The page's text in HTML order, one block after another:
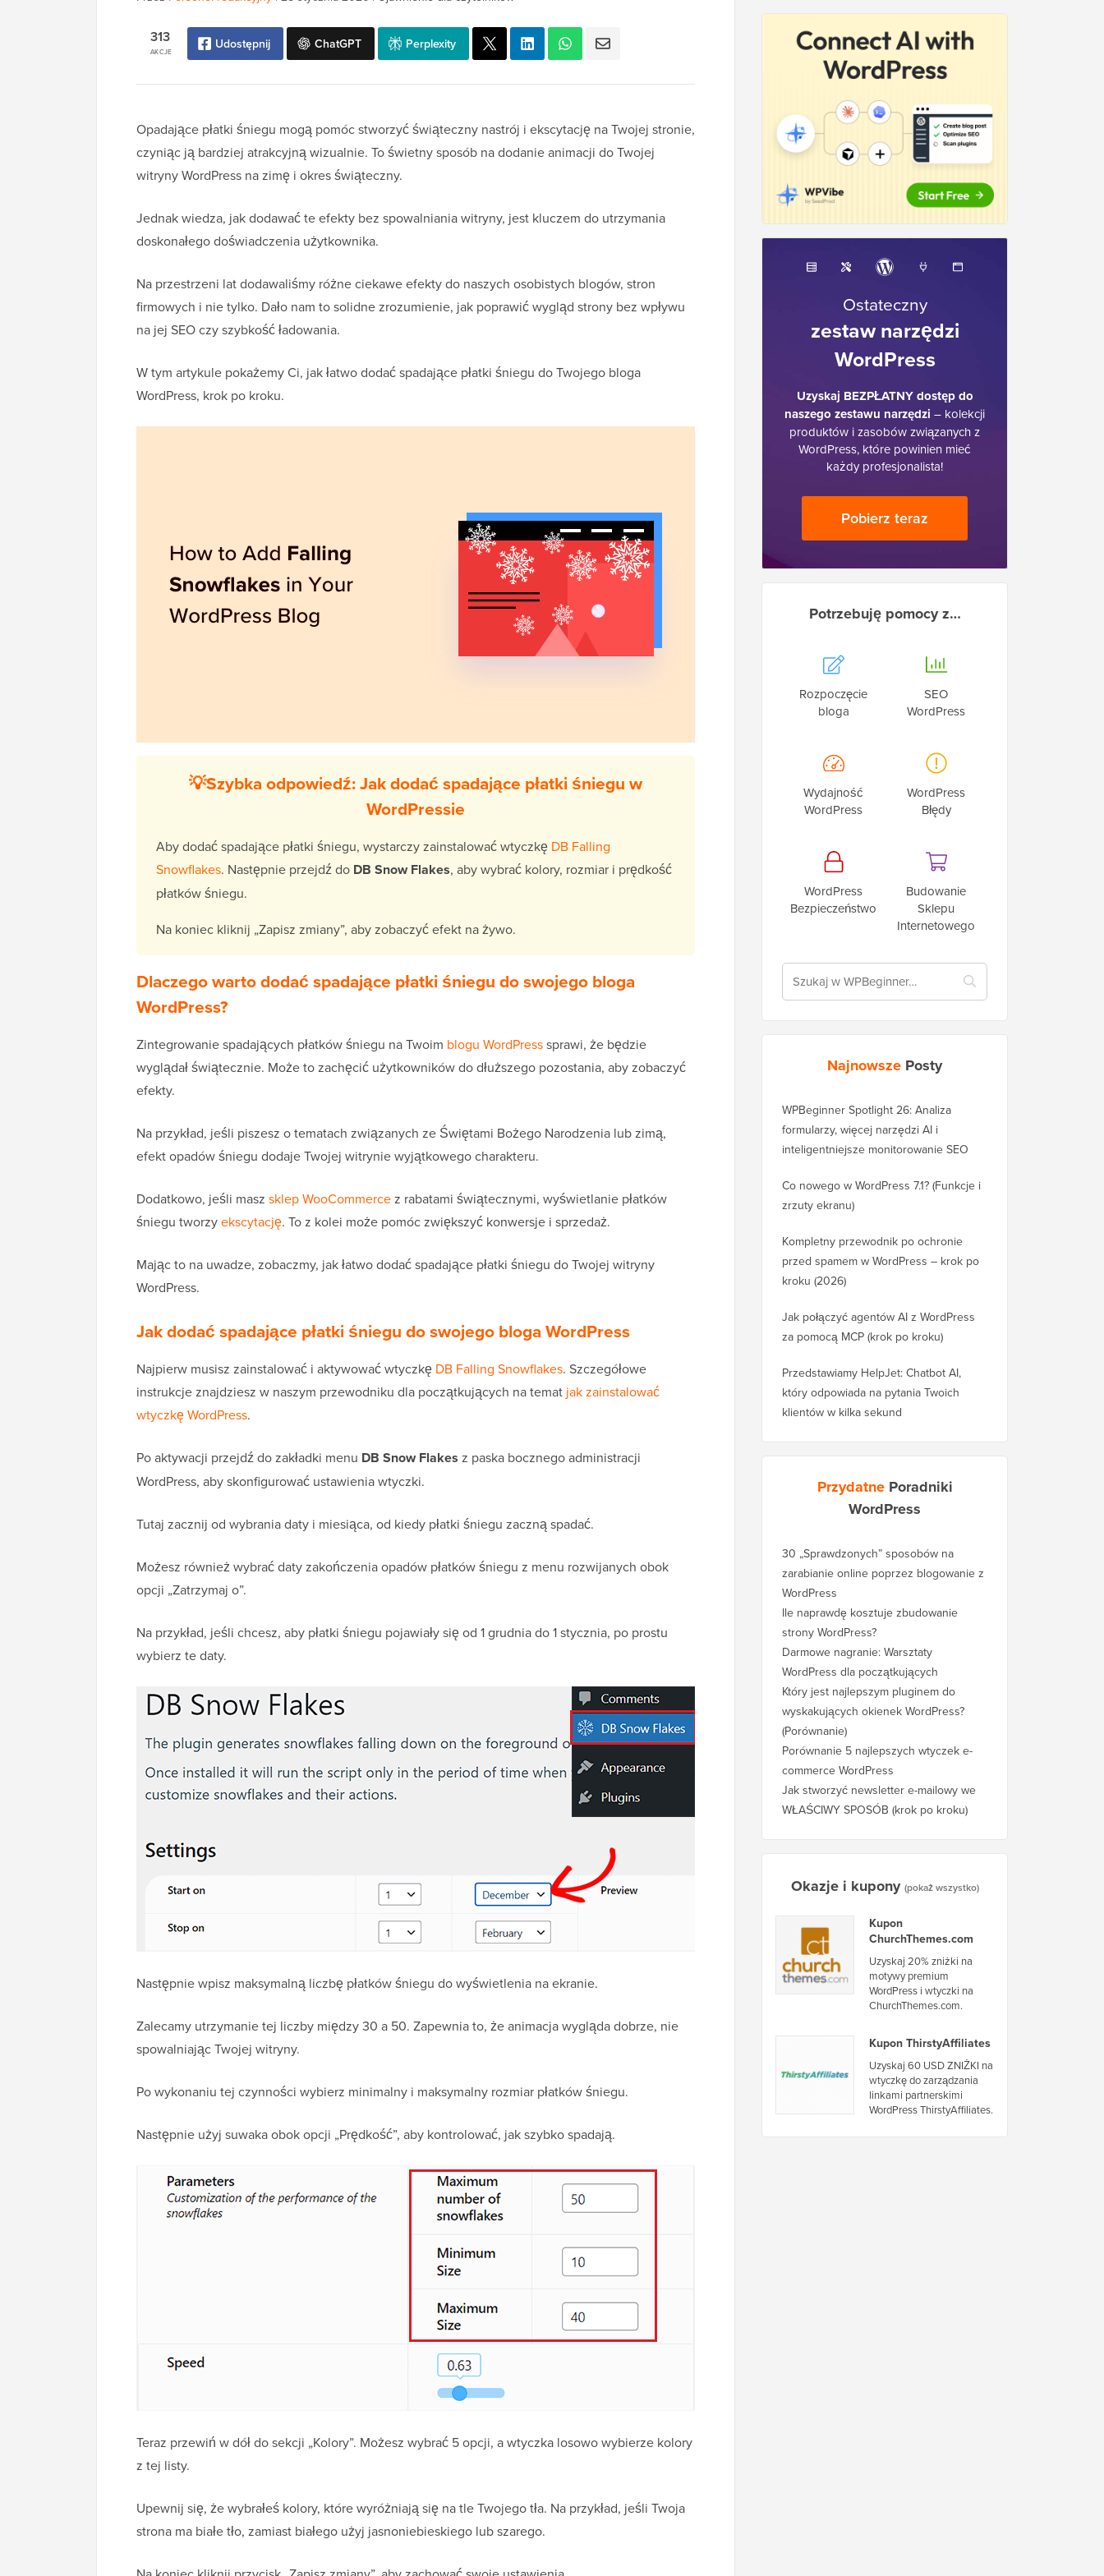
AKCJE
313 Udostępnij ChatGPT Perplexity
Opadające płatki śniegu mogą pomóc stworzyć świąteczny nastrój i ekscytację na Twojej stronie,
czyniąc ją bardziej atrakcyjną wizualnie. To świetny sposób na dodanie animacji do Twojej
witryny WordPress na zimę i okres świąteczny.
Jednak wiedza, jak dodawać te efekty bez spowalniania witryny, jest kluczem do utrzymania
doskonałego doświadczenia użytkownika.
Na przestrzeni lat dodawaliśmy różne ciekawe efekty do naszych osobistych blogów, stron
firmowych i nie tylko. Dało nam to solidne zrozumienie, jak poprawić wygląd strony bez wpływu
na jej SEO czy szybkość ładowania.
W tym artykule pokażemy Ci, jak łatwo dodać spadające płatki śniegu do Twojego bloga
WordPress, krok po kroku.
💡Szybka odpowiedź: Jak dodać spadające płatki śniegu w
WordPressie
Aby dodać spadające płatki śniegu, wystarczy zainstalować wtyczkę DB Falling
Snowflakes. Następnie przejdź do DB Snow Flakes, aby wybrać kolory, rozmiar i prędkość
płatków śniegu.
Na koniec kliknij „Zapisz zmiany”, aby zobaczyć efekt na żywo.
Dlaczego warto dodać spadające płatki śniegu do swojego bloga
WordPress?
Zintegrowanie spadających płatków śniegu na Twoim blogu WordPresssprawi, że będzie
wyglądał świątecznie. Może to zachęcić użytkowników do dłuższego pozostania, aby zobaczyć
efekty.
Na przykład, jeśli piszesz o tematach związanych ze Świętami Bożego Narodzenia lub zimą,
efekt opadów śniegu dodaje Twojej witrynie wyjątkowego charakteru.
Dodatkowo, jeśli masz sklep WooCommercez rabatami świątecznymi, wyświetlanie płatków
śniegu tworzyekscytację. To z kolei może pomóc zwiększyć konwersje i sprzedaż.
Mając to na uwadze, zobaczmy, jak łatwo dodać spadające płatki śniegu do Twojej witryny
WordPress.
Jak dodać spadające płatki śniegu do swojego bloga WordPress
Najpierw musisz zainstalować i aktywować wtyczkę DB Falling Snowflakes. Szczegółowe
instrukcje znajdziesz w naszym przewodniku dla początkujących na temat jak zainstalować
wtyczkę WordPress.
Po aktywacji przejdź do zakładki menu DB Snow Flakes z paska bocznego administracji
WordPress, aby skonfigurować ustawienia wtyczki.
Tutaj zacznij od wybrania daty i miesiąca, od kiedy płatki śniegu zaczną spadać.
Możesz również wybrać daty zakończenia opadów płatków śniegu z menu rozwijanych obok
opcji „Zatrzymaj o”.
Na przykład, jeśli chcesz, aby płatki śniegu pojawiały się od 1 grudnia do 1 stycznia, po prostu
wybierz te daty.
Następnie wpisz maksymalną liczbę płatków śniegu do wyświetlenia na ekranie.
Zalecamy utrzymanie tej liczby między 30 a 50. Zapewnia to, że animacja wygląda dobrze, nie
spowalniając Twojej witryny.
Po wykonaniu tej czynności wybierz minimalny i maksymalny rozmiar płatków śniegu.
Następnie użyj suwaka obok opcji „Prędkość”, aby kontrolować, jak szybko spadają.
Teraz przewiń w dół do sekcji „Kolory”. Możesz wybrać 5 opcji, a wtyczka losowo wybierze kolory
z tej listy.
Upewnij się, że wybrałeś kolory, które wyróżniają się na tle Twojego tła. Na przykład, jeśli Twoja
strona ma białe tło, zamiast białego użyj jasnoniebieskiego lub szarego.
Ostateczny
zestaw narzędzi
WordPress
Uzyskaj BEZPŁATNY dostęp do
naszego zestawu narzędzi – kolekcji
produktów i zasobów związanych z
WordPress, które powinien mieć
każdy profesjonalista!
Pobierz teraz
Potrzebuję pomocy z…
Rozpoczęcie
bloga
SEO
WordPress
Wydajność
WordPress
WordPress
Błędy
WordPress
Bezpieczeństwo
Budowanie
Sklepu
Internetowego
Najnowsze Posty
WPBeginner Spotlight 26: Analiza
formularzy, więcej narzędzi AI i
inteligentniejsze monitorowanie SEO
Co nowego w WordPress 7.1? (Funkcje i
zrzuty ekranu)
Kompletny przewodnik po ochronie
przed spamem w WordPress – krok po
kroku (2026)
Jak połączyć agentów AI z WordPress
za pomocą MCP (krok po kroku)
Przedstawiamy HelpJet: Chatbot AI,
który odpowiada na pytania Twoich
klientów w kilka sekund
Przydatne Poradniki
WordPress
30 „Sprawdzonych” sposobów na
zarabianie online poprzez blogowanie z
WordPress
Ile naprawdę kosztuje zbudowanie
strony WordPress?
Darmowe nagranie: Warsztaty
WordPress dla początkujących
Który jest najlepszym pluginem do
wyskakujących okienek WordPress?
(Porównanie)
Porównanie 5 najlepszych wtyczek e-
commerce WordPress
Jak stworzyć newsletter e-mailowy we
WŁAŚCIWY SPOSÓB (krok po kroku)
Okazje i kupony (pokaż wszystko)
Kupon
ChurchThemes.com
Uzyskaj 20% zniżki na
motywy premium
WordPress i wtyczki na
ChurchThemes.com.
Kupon ThirstyAffiliates
Uzyskaj 60 USD ZNIŻKI na
wtyczkę do zarządzania
linkami partnerskimi
WordPress ThirstyAffiliates.